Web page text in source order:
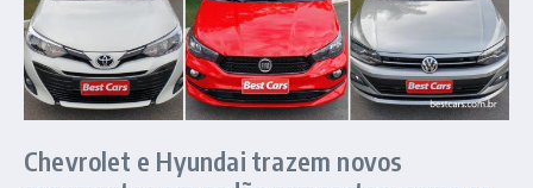
Chevrolet e Hyundai trazem novos